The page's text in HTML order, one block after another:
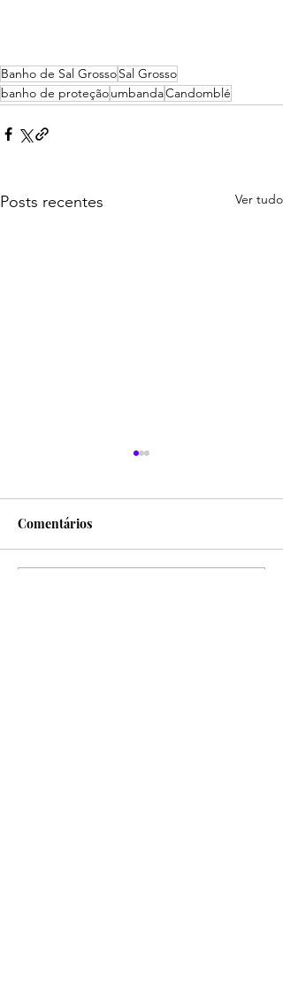
Banho de Sal GrossoSal Grosso
banho de proteçãoumbandaCandomblé
Posts recentes Ver tudo
Comentários